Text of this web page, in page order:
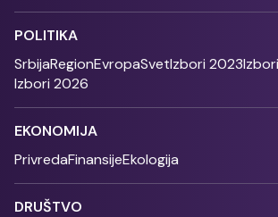
POLITIKA
SrbijaRegionEvropaSvetIzbori 2023
Izbori 2026
EKONOMIJA
PrivredaFinansijeEkologija
DRUŠTVO